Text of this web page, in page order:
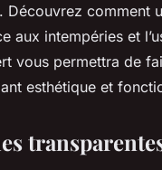
comment
aux intempéries et
vous permettra de
esthétique et